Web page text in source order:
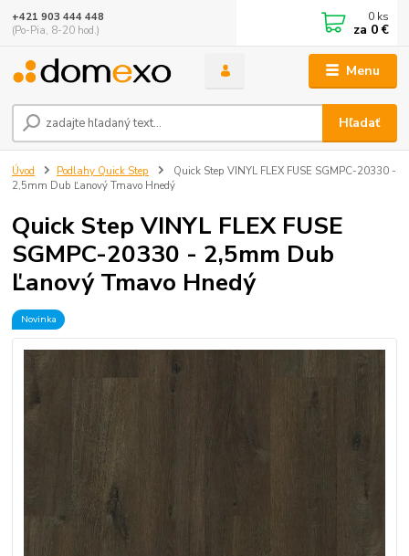
Menu
Hľadať
+421 903 444 448
(Po-Pia, 8-20 hod.)
0 ks
za 0 €
Úvod Podlahy Quick Step
Quick Step VINYL FLEX FUSE SGMPC-20330 -
2,5mm Dub Ľanový Tmavo Hnedý
Quick Step VINYL FLEX FUSE
SGMPC-20330 - 2,5mm Dub
Ľanový Tmavo Hnedý
Novinka